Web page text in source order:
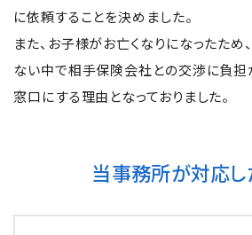
に依頼することを決めました。
また、お子様がお亡くなりになったため
ない中で相手保険会社との交渉に負担
窓口にする理由となっておりました。
当事務所が対応